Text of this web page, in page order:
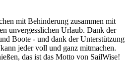
mit Behinderung zusammen mit
unvergesslichen Urlaub. Dank der
Boote - und dank der Unterstützung
jeder voll und ganz mitmachen.
das ist das Motto von SailWise!